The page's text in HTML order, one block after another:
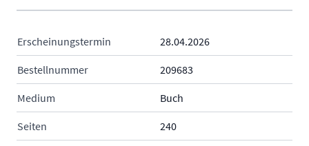
Erscheinungstermin 28.04.2026
Bestellnummer 209683
Medium Buch
Seiten 240